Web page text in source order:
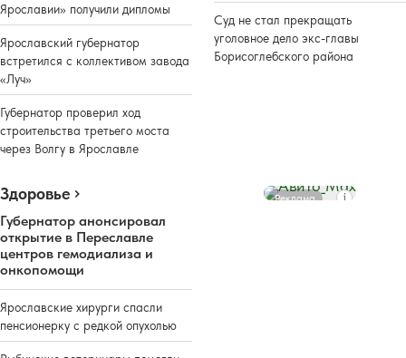
Ярославии» получили дипломы
Ярославский губернатор
встретился с коллективом завода
«Луч»
Губернатор проверил ход
строительства третьего моста
через Волгу в Ярославле
Суд не стал прекращать
уголовное дело экс-главы
Борисоглебского района
Здоровье
Губернатор анонсировал
открытие в Переславле
центров гемодиализа и
онкопомощи
Ярославские хирурги спасли
пенсионерку с редкой опухолью
Реклама